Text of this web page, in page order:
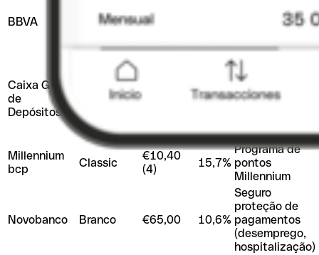
BBVA
Depois
Classic
€20,00
(3)
gratuitos +
descontos em
(Clube BBVA+)
Caixa Geral
de
Depósitos
Caixa IN 15,2%
Programa
Vantagens
Caixa (50+
parceiros,
cashback)
Millennium
bcp
Classic
€10,40
(4)
15,7%
Programa de
pontos
Millennium
Novobanco Branco €65,00 10,6%
Seguro
proteção de
pagamentos
(desemprego,
hospitalização)